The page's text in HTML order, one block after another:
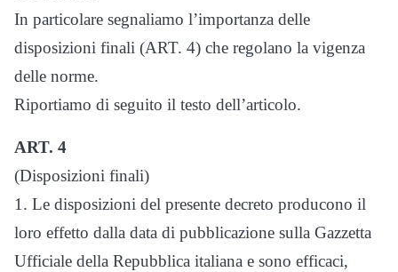
In particolare segnaliamo l’importanza delle
disposizioni finali (ART. 4) che regolano la vigenza
delle norme.
Riportiamo di seguito il testo dell’articolo.
ART. 4
(Disposizioni finali)
1. Le disposizioni del presente decreto producono il
loro effetto dalla data di pubblicazione sulla Gazzetta
Ufficiale della Repubblica italiana e sono efficaci,